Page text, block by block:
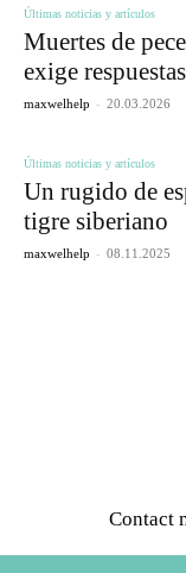
Últimas noticias y artículos
Muertes de
exige
maxwelhelp - 20.03.2026
Últimas noticias y artículos
Un rugido de
tigre siberiano
maxwelhelp - 08.11.2025
Contact